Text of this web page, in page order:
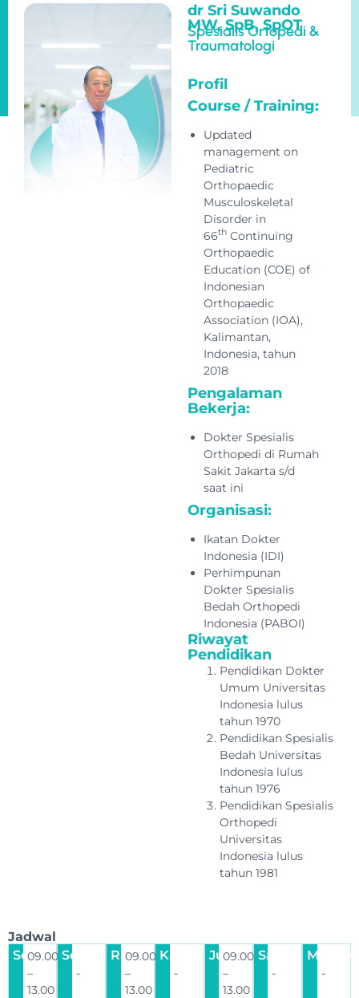
dr Sri Suwando
MW, SpB, SpOT
Spesialis Ortopedi &
Traumatologi
Profil
Course / Training:
Updated
management on
Pediatric
Orthopaedic
Musculoskeletal
Disorder in
66th Continuing
Orthopaedic
Education (COE) of
Indonesian
Orthopaedic
Association (IOA),
Kalimantan,
Indonesia, tahun
2018
Pengalaman
Bekerja:
Dokter Spesialis
Orthopedi di Rumah
Sakit Jakarta s/d
saat ini
Organisasi:
Ikatan Dokter
Indonesia (IDI)
Perhimpunan
Dokter Spesialis
Bedah Orthopedi
Indonesia (PABOI)
Riwayat
Pendidikan
Pendidikan Dokter
Umum Universitas
Indonesia lulus
tahun 1970
Pendidikan Spesialis
Bedah Universitas
Indonesia lulus
tahun 1976
Pendidikan Spesialis
Orthopedi
Universitas
Indonesia lulus
tahun 1981
Jadwal
Senin
09.00
–
13.00
Selasa
-
Rabu
09.00
–
13.00
Kamis
-
Jumat
09.00
–
13.00
Sabtu
-
Minggu
-